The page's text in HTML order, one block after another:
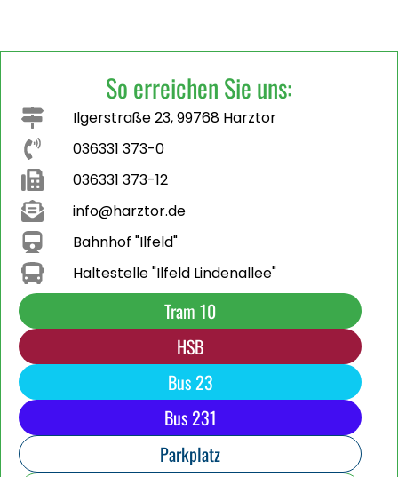
So erreichen Sie uns:
Ilgerstraße 23, 99768 Harztor
036331 373-0
036331 373-12
info@harztor.de
Bahnhof "Ilfeld"
Haltestelle "Ilfeld Lindenallee"
Tram 10
HSB
Bus 23
Bus 231
Parkplatz